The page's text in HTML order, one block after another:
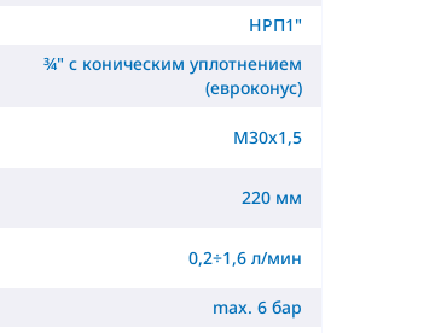
НРП1"
¾" с коническим уплотнением
(евроконус)
M30x1,5
220 мм
0,2÷1,6 л/мин
max. 6 бар